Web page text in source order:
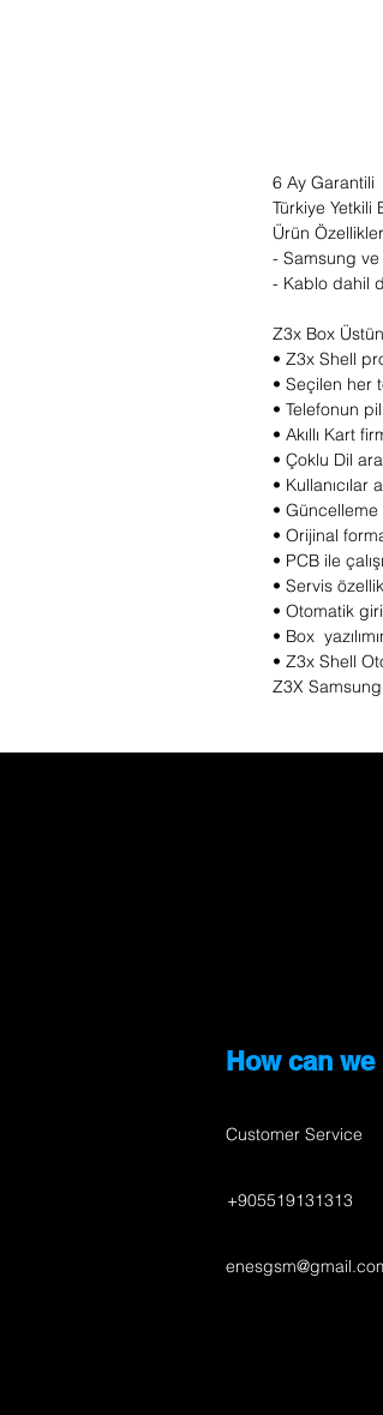
6 Ay Garantili
Türkiye Yetkili
Ürün
- Samsung
- Kablo dahil
Z3x Box
• Z3x Shell
• Seçilen her
• Telefonun
• Akıllı Kart
• Çoklu Dil
• Kullanıcılar
•
• Orijinal
• PCB ile
• Servis
• Otomatik
• Box
• Z3x Shell
Z3X Samsung
How can
Customer Service
+905519131313